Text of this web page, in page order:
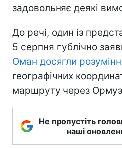
задовольняє деякі
До речі, один із
5 серпня публічно
Оман досягли
географічних
маршруту через
Не пропустіть
наші